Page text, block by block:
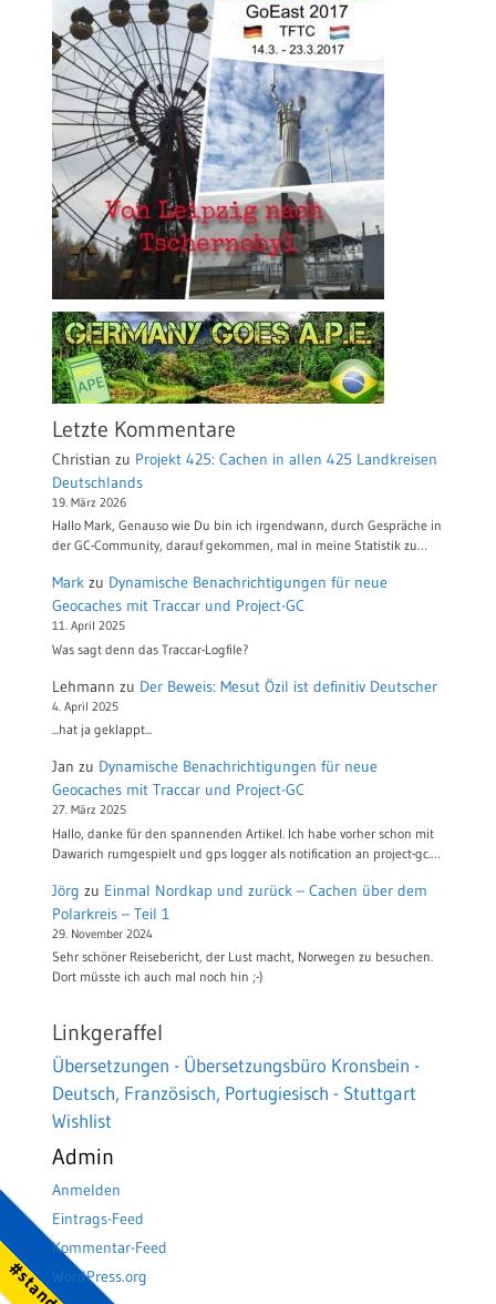
Letzte Kommentare
Christian zu Projekt 425: Cachen in allen 425 Landkreisen
Deutschlands
19. März 2026
Hallo Mark, Genauso wie Du bin ich irgendwann, durch Gespräche in
der GC-Community, darauf gekommen, mal in meine Statistik zu…
Mark zu Dynamische Benachrichtigungen für neue
Geocaches mit Traccar und Project-GC
11. April 2025
Was sagt denn das Traccar-Logfile?
Lehmann zu Der Beweis: Mesut Özil ist definitiv Deutscher
4. April 2025
...hat ja geklappt...
Jan zu Dynamische Benachrichtigungen für neue
Geocaches mit Traccar und Project-GC
27. März 2025
Hallo, danke für den spannenden Artikel. Ich habe vorher schon mit
Dawarich rumgespielt und gps logger als notification an project-gc.…
Jörg zu Einmal Nordkap und zurück – Cachen über dem
Polarkreis – Teil 1
29. November 2024
Sehr schöner Reisebericht, der Lust macht, Norwegen zu besuchen.
Dort müsste ich auch mal noch hin ;-)
Linkgeraffel
Übersetzungen - Übersetzungsbüro Kronsbein -
Deutsch, Französisch, Portugiesisch - Stuttgart
Wishlist
Admin
Anmelden
Eintrags-Feed
Kommentar-Feed
WordPress.org